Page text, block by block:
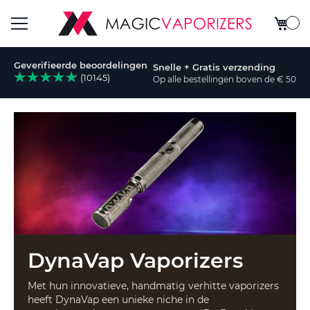
Nav
Geverifieerde beoordelingen
(10145)
Snelle + Gratis verzending
Op alle bestellingen boven de € 50
DynaVap Vaporizers
Met hun innovatieve, handmatig verhitte vaporizers
heeft DynaVap een unieke niche in de